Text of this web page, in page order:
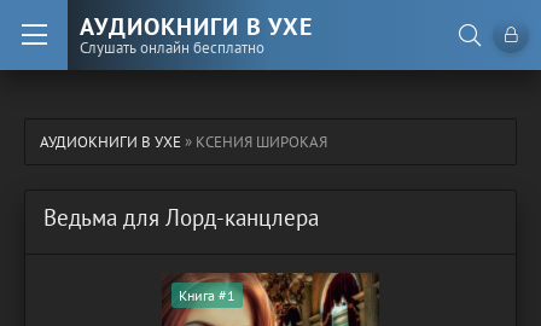
АУДИОКНИГИ В УХЕ
Слушать онлайн бесплатно
АУДИОКНИГИ В УХЕ» КСЕНИЯ ШИРОКАЯ
Ведьма для Лорд-канцлера
Книга #1